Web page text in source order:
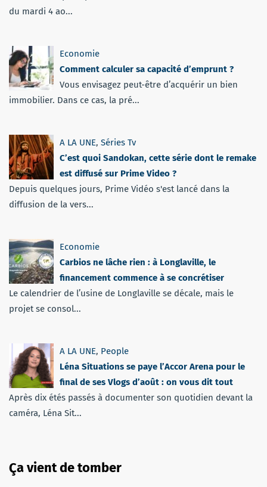
du mardi 4 ao...
Economie
Comment calculer sa capacité d’emprunt ?
Vous envisagez peut-être d’acquérir un bien
immobilier. Dans ce cas, la pré...
A LA UNE, Séries Tv
C’est quoi Sandokan, cette série dont le remake
est diffusé sur Prime Video ?
Depuis quelques jours, Prime Vidéo s'est lancé dans la
diffusion de la vers...
Economie
Carbios ne lâche rien : à Longlaville, le
financement commence à se concrétiser
Le calendrier de l’usine de Longlaville se décale, mais le
projet se consol...
A LA UNE, People
Léna Situations se paye l’Accor Arena pour le
final de ses Vlogs d’août : on vous dit tout
Après dix étés passés à documenter son quotidien devant la
caméra, Léna Sit...
Ça vient de tomber